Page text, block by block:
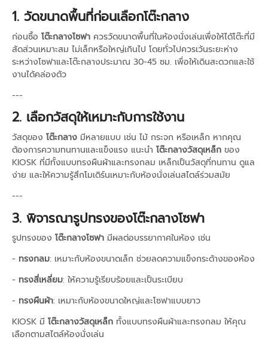
1. วัดขนาดพื้นที่ก่อนเลือกโต๊ะกลาง
ก่อนซื้อ โต๊ะกลางโซฟา ควรวัดขนาดพื้นที่ในห้องนั่งเล่นเพื่อให้ได้โต๊ะที่มี
สัดส่วนเหมาะสม ไม่เล็กหรือใหญ่เกินไป โดยทั่วไปควรเว้นระยะห่าง
ระหว่างโซฟาและโต๊ะกลางประมาณ 30-45 ซม. เพื่อให้เดินสะดวกและใช้
งานได้คล่องตัว
---
2. เลือกวัสดุให้เหมาะกับการใช้งาน
วัสดุของ โต๊ะกลาง มีหลายแบบ เช่น ไม้ กระจก หรือเหล็ก หากคุณ
ต้องการความทนทานและแข็งแรง แนะนำ โต๊ะกลางวัสดุเหล็ก ของ
KIOSK ที่มีทั้งแบบทรงผืนผ้าและทรงกลม เหล็กเป็นวัสดุที่ทนทาน ดูแล
ง่าย และให้ความรู้สึกโมเดิร์นเหมาะกับห้องนั่งเล่นสไตล์ร่วมสมัย
---
3. พิจารณารูปทรงของโต๊ะกลางโซฟา
รูปทรงของ โต๊ะกลางโซฟา มีผลต่อบรรยากาศในห้อง เช่น
- ทรงกลม: เหมาะกับห้องขนาดเล็ก ช่วยลดความแข็งกระด้างของห้อง
- ทรงสี่เหลี่ยม: ให้ความรู้เรียบร้อยและเป็นระเบียบ
- ทรงผืนผ้า: เหมาะกับห้องขนาดใหญ่และโซฟาแบบยาว
KIOSK มี โต๊ะกลางวัสดุเหล็ก ทั้งแบบทรงผืนผ้าและทรงกลม ให้คุณ
เลือกตามสไตล์ห้องนั่งเล่น